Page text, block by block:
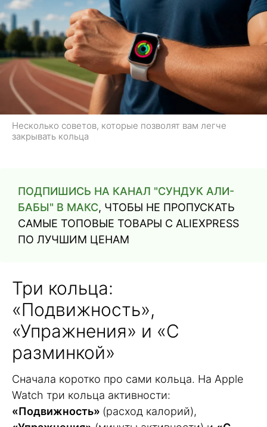
Несколько советов, которые позволят вам легче
закрывать кольца
ПОДПИШИСЬ НА КАНАЛ "СУНДУК АЛИ-
БАБЫ" В МАКС, ЧТОБЫ НЕ ПРОПУСКАТЬ
САМЫЕ ТОПОВЫЕ ТОВАРЫ С ALIEXPRESS
ПО ЛУЧШИМ ЦЕНАМ
Три кольца:
«Подвижность»,
«Упражнения» и «С
разминкой»
Сначала коротко про сами кольца. На Apple
Watch три кольца активности:
«Подвижность» (расход калорий),